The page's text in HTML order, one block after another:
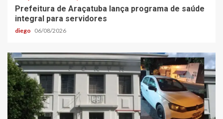
Prefeitura de Araçatuba lança programa de saúde
integral para servidores
diego 06/08/2026